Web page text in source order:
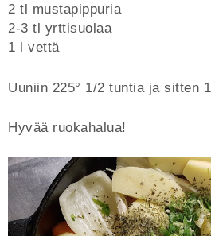
2 tl mustapippuria
2-3 tl yrttisuolaa
1 l vettä
Uuniin 225° 1/2 tuntia ja sitten
Hyvää ruokahalua!